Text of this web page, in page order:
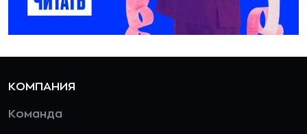
КОМПАНИЯ
Команда